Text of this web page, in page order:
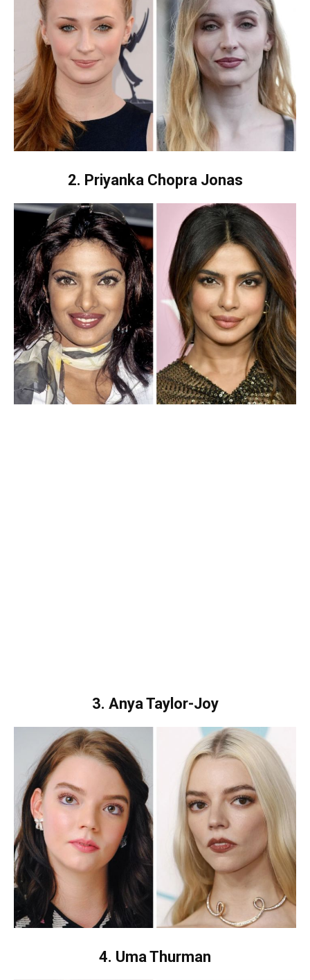
2. Priyanka Chopra Jonas
3. Anya Taylor-Joy
4. Uma Thurman